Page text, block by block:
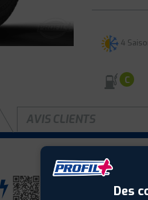
4
C
AVIS CLIENTS
Saison :4 Saisons
Non
Des